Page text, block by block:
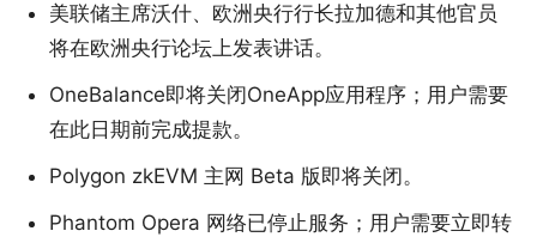
美联储主席沃什、欧洲央行行长拉加德和其他官员
将在欧洲央行论坛上发表讲话。
OneBalance即将关闭OneApp应用程序；用户需要
在此日期前完成提款。
Polygon zkEVM 主网 Beta 版即将关闭。
Phantom Opera 网络已停止服务；用户需要立即转